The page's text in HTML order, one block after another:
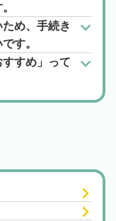
め、手続き
す。
すすめ」って